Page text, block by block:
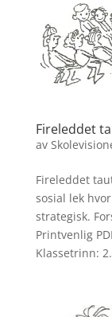
Fireleddet
av
Fireleddet
sosial lek
strategisk.
Printvenlig
Klassetrinn: